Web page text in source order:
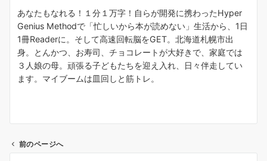
あなたもなれる！１分１万字！自らが開発に携わったHyper
Genius Methodで「忙しいから本が読めない」生活から、1日
1冊Readerに。そして高速回転脳をGET。北海道札幌市出
身。とんかつ、お寿司、チョコレートが大好きで、家庭では
３人娘の母。頑張る子どもたちを迎え入れ、日々伴走してい
ます。マイブームは皿回しと筋トレ。
前のページへ